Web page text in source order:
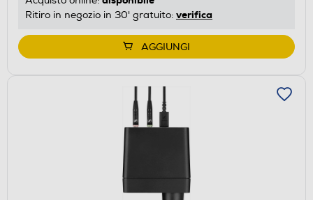
Ritiro in negozio in 30' gratuito: verifica
AGGIUNGI